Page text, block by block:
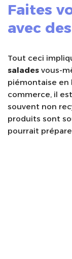
Faites
avec
Tout ceci
salades vous-
piémontaise en
commerce, il
souvent non
produits sont
pourrait